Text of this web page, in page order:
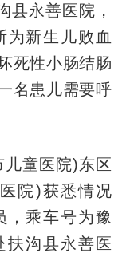
永善医院，
为新生儿败血
死性小肠结肠
名患儿需要呼
童医院)东区
院)获悉情况
，乘车号为豫
扶沟县永善医